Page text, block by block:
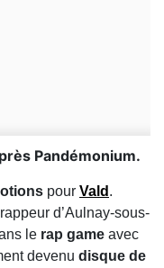
Pandémonium.
pour Vald .
d’Aulnay-sous-
le rap game avec
devenu disque de